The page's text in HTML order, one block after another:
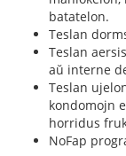
batatelon.
Teslan
Teslan
aŭ interne
Teslan
kondomojn
horridus
NoFap